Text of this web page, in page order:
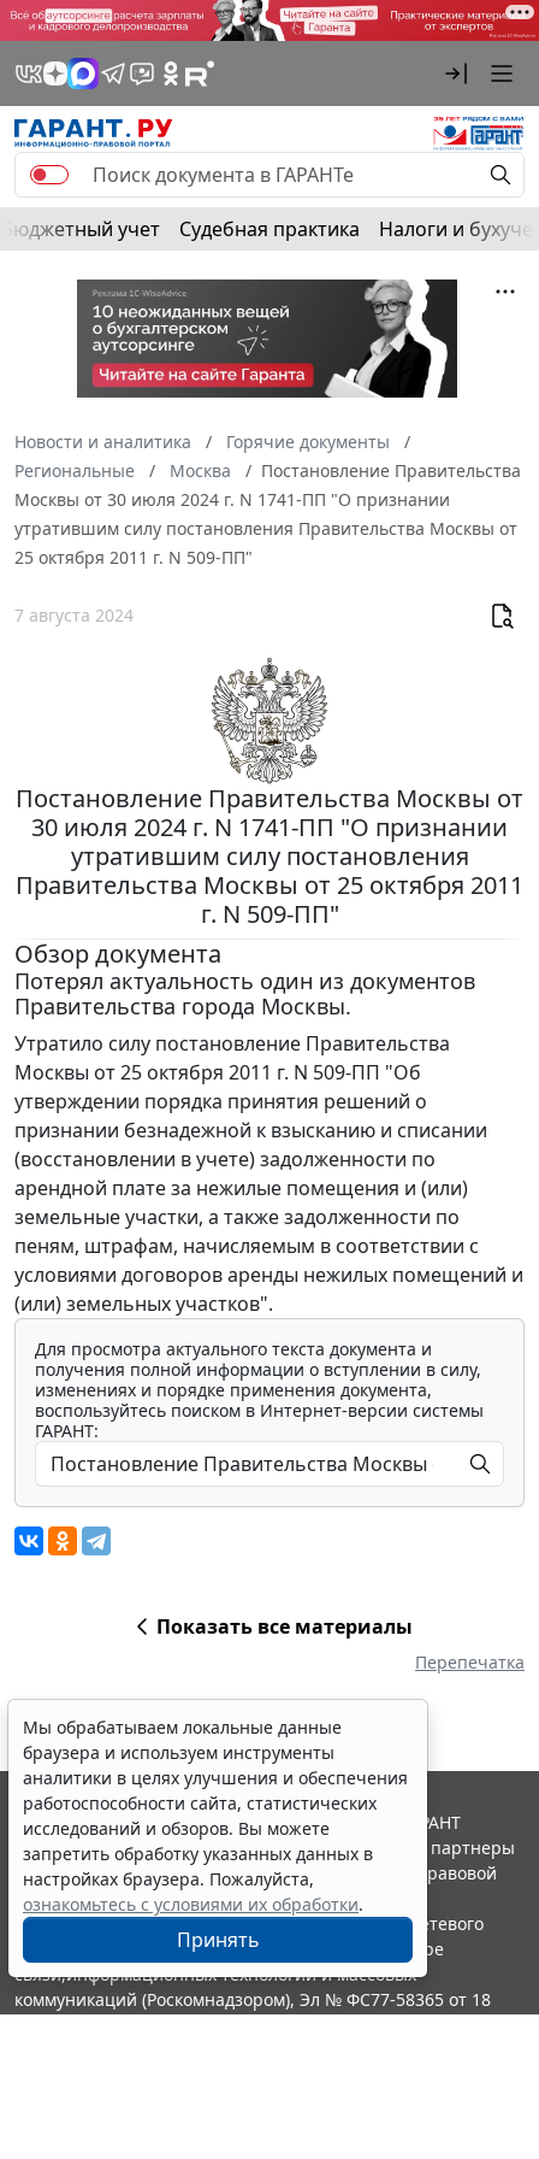
Бюджетный учет Судебная практика Налоги и
Новости и аналитика
Горячие документы
Региональные
Москва
Постановление Правительства
Москвы от 30 июля 2024 г. N 1741-ПП "О признании
утратившим силу постановления Правительства Москвы от
25 октября 2011 г. N 509-ПП"
7 августа 2024
Постановление Правительства Москвы от
30 июля 2024 г. N 1741-ПП "О признании
утратившим силу постановления
Правительства Москвы от 25 октября 2011
г. N 509-ПП"
Обзор документа
Потерял актуальность один из документов
Правительства города Москвы.
Утратило силу постановление Правительства
Москвы от 25 октября 2011 г. N 509-ПП "Об
утверждении порядка принятия решений о
признании безнадежной к взысканию и списании
(восстановлении в учете) задолженности по
арендной плате за нежилые помещения и (или)
земельные участки, а также задолженности по
пеням, штрафам, начисляемым в соответствии с
условиями договоров аренды нежилых помещений и
(или) земельных участков".
Для просмотра актуального текста документа и
получения полной информации о вступлении в силу,
изменениях и порядке применения документа,
воспользуйтесь поиском в Интернет-версии системы
ГАРАНТ:
Показать все материалы
Перепечатка
Мы обрабатываем локальные данные
браузера и используем инструменты
аналитики в целях улучшения и обеспечения
работоспособности сайта, статистических
исследований и обзоров. Вы можете
запретить обработку указанных данных в
настройках браузера. Пожалуйста,
ознакомьтесь с условиями их обработки.
Принять
© ООО "НПП "ГАРАНТ-СЕРВИС", 2026. Система ГАРАНТ
выпускается с 1990 года. Компания "Гарант" и ее партнеры
являются участниками Российской ассоциации правовой
информации ГАРАНТ.
Портал ГАРАНТ.РУ зарегистрирован в качестве сетевого
издания Федеральной службой по надзору в сфере
связи,информационных технологий и массовых
коммуникаций (Роскомнадзором), Эл № ФС77-58365 от 18